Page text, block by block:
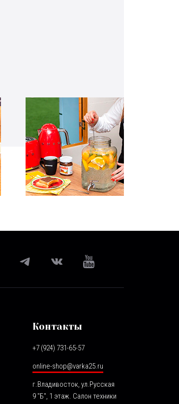
Контакты
+7 (924) 731-65-57
online-shop@varka25.ru
г.Владивосток, ул.Русская
9 "Б", 1 этаж. Салон техники